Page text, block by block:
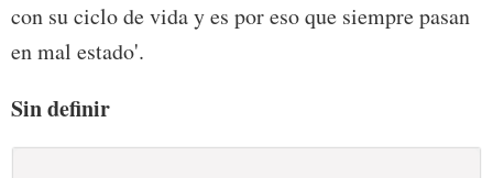
con su ciclo de vida y es por eso que siempre pasan
en mal estado'.
Sin definir